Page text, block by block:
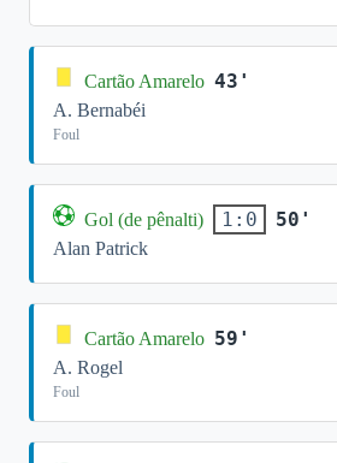
Cartão Amarelo 43'
A. Bernabéi
Foul
Gol (de pênalti) 1:0 50'
Alan Patrick
Cartão Amarelo 59'
A. Rogel
Foul